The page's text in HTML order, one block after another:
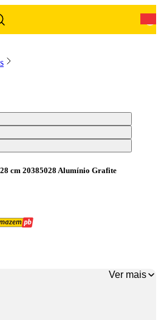
cm 20385028 Alumínio Grafite
Ver mais